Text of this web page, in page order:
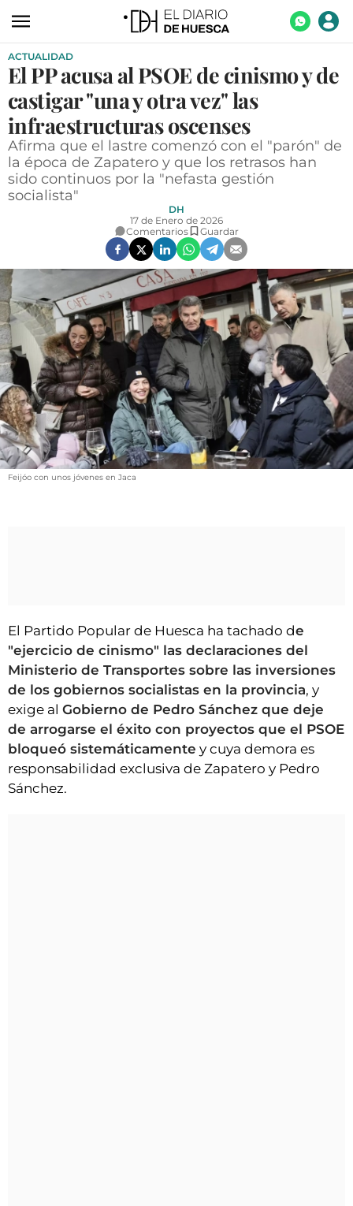
ACTUALIDAD
ECONOMÍA
TECNOLOGÍA
TURISMO
AGROALIMENTACIÓN
SOCIEDAD
OPINIÓN
GALERÍAS
VÍDEOS
CONTACTAR
FIESTAS EN EL ALTO ARAGÓN
FIESTAS DE SAN LORENZO
AGENDA
CLUB DEL AMIGO MILITANTE
INICIAR SESIÓN
ACTUALIDAD
El PP acusa al PSOE de cinismo y de
castigar "una y otra vez" las
infraestructuras oscenses
Afirma que el lastre comenzó con el "parón" de
la época de Zapatero y que los retrasos han
sido continuos por la "nefasta gestión
socialista"
DH
17 de Enero de 2026
Comentarios
Guardar
Feijóo con unos jóvenes en Jaca
El Partido Popular de Huesca ha tachado de
"ejercicio de cinismo" las declaraciones del
Ministerio de Transportes sobre las inversiones
de los gobiernos socialistas en la provincia, y
exige al Gobierno de Pedro Sánchez que deje
de arrogarse el éxito con proyectos que el PSOE
bloqueó sistemáticamente y cuya demora es
responsabilidad exclusiva de Zapatero y Pedro
Sánchez.